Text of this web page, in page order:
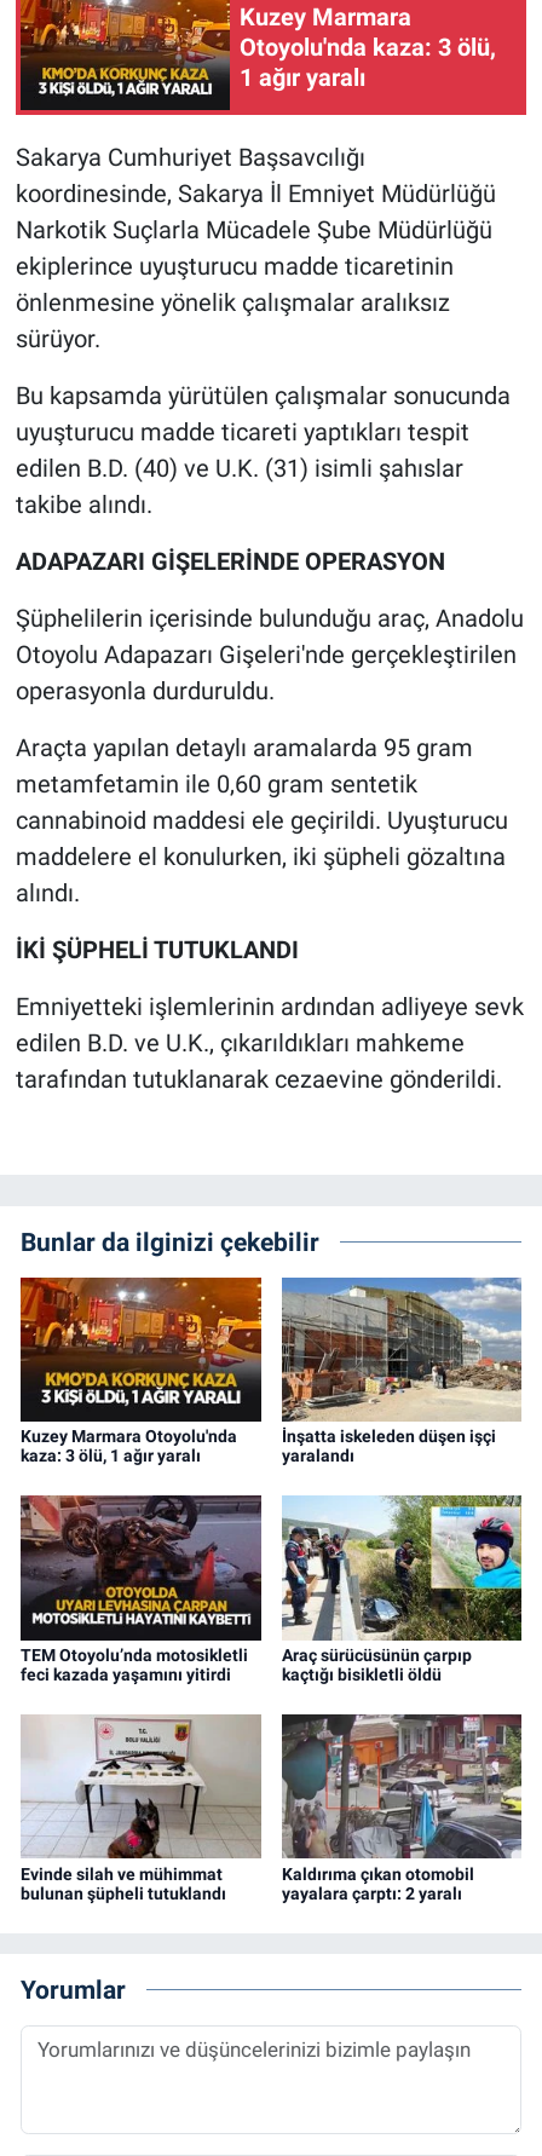
Kuzey Marmara
Otoyolu'nda kaza: 3 ölü,
1 ağır yaralı
Sakarya Cumhuriyet Başsavcılığı
koordinesinde, Sakarya İl Emniyet Müdürlüğü
Narkotik Suçlarla Mücadele Şube Müdürlüğü
ekiplerince uyuşturucu madde ticaretinin
önlenmesine yönelik çalışmalar aralıksız
sürüyor.
Bu kapsamda yürütülen çalışmalar sonucunda
uyuşturucu madde ticareti yaptıkları tespit
edilen B.D. (40) ve U.K. (31) isimli şahıslar
takibe alındı.
ADAPAZARI GİŞELERİNDE OPERASYON
Şüphelilerin içerisinde bulunduğu araç, Anadolu
Otoyolu Adapazarı Gişeleri'nde gerçekleştirilen
operasyonla durduruldu.
Araçta yapılan detaylı aramalarda 95 gram
metamfetamin ile 0,60 gram sentetik
cannabinoid maddesi ele geçirildi. Uyuşturucu
maddelere el konulurken, iki şüpheli gözaltına
alındı.
İKİ ŞÜPHELİ TUTUKLANDI
Emniyetteki işlemlerinin ardından adliyeye sevk
edilen B.D. ve U.K., çıkarıldıkları mahkeme
tarafından tutuklanarak cezaevine gönderildi.
Bunlar da ilginizi çekebilir
Kuzey Marmara Otoyolu'nda
kaza: 3 ölü, 1 ağır yaralı
İnşatta iskeleden düşen işçi
yaralandı
TEM Otoyolu’nda motosikletli
feci kazada yaşamını yitirdi
Araç sürücüsünün çarpıp
kaçtığı bisikletli öldü
Evinde silah ve mühimmat
bulunan şüpheli tutuklandı
Kaldırıma çıkan otomobil
yayalara çarptı: 2 yaralı
Yorumlar